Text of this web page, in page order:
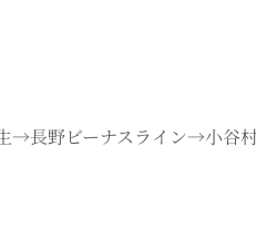
ーナスライン→小谷村→